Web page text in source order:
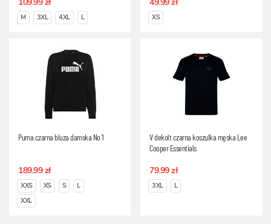
M 3XL 4XL L XS
Puma czarna bluza damska No 1
189.99 zł
XXS XS S
L
XXL
V dekolt czarna koszulka męska Lee
Cooper Essentials
79.99 zł
3XL L